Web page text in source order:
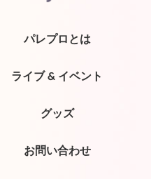
パレプロとは
ライブ & イベント
グッズ
お問い合わせ